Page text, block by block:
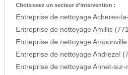
Choisissez un secteur d'intervention :
Entreprise de nettoyage Acheres-
Entreprise de nettoyage Amillis
Entreprise de nettoyage
Entreprise de nettoyage Andrezel
Entreprise de nettoyage Annet-